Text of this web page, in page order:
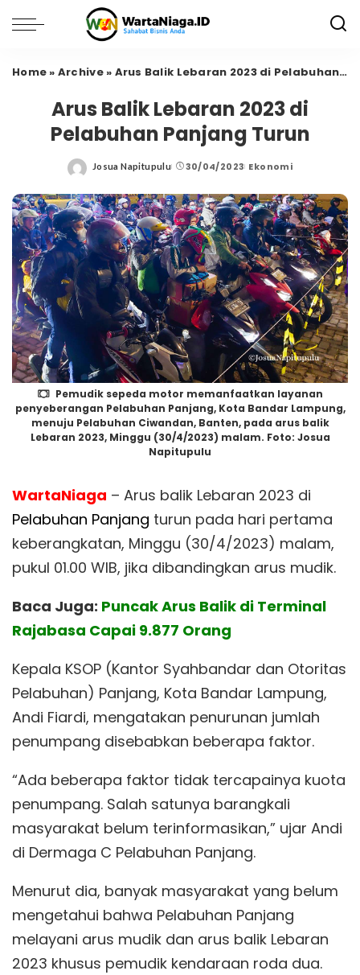
Home » Archive» Arus Balik Lebaran 2023 di Pelabuhan Panjang Turun
Arus Balik Lebaran 2023 di
Pelabuhan Panjang Turun
Posted
Josua Napitupulu 30/04/2023 Ekonomi
Pemudik sepeda motor memanfaatkan layanan
penyeberangan Pelabuhan Panjang, Kota Bandar Lampung,
menuju Pelabuhan Ciwandan, Banten, pada arus balik
Lebaran 2023, Minggu (30/4/2023) malam. Foto: Josua
Napitupulu
WartaNiaga – Arus balik Lebaran 2023 di
Pelabuhan Panjang turun pada hari pertama
keberangkatan, Minggu (30/4/2023) malam,
pukul 01.00 WIB, jika dibandingkan arus mudik.
Baca Juga: Puncak Arus Balik di Terminal
Rajabasa Capai 9.877 Orang
Kepala KSOP (Kantor Syahbandar dan Otoritas
Pelabuhan) Panjang, Kota Bandar Lampung,
Andi Fiardi, mengatakan penurunan jumlah
penumpang disebabkan beberapa faktor.
“Ada beberapa faktor tidak tercapainya kuota
penumpang. Salah satunya barangkali
masyarakat belum terinformasikan,” ujar Andi
di Dermaga C Pelabuhan Panjang.
Menurut dia, banyak masyarakat yang belum
mengetahui bahwa Pelabuhan Panjang
melayani arus mudik dan arus balik Lebaran
2023 khusus pemudik kendaraan roda dua.